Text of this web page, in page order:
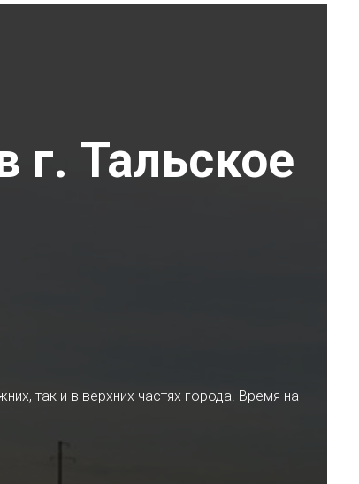
г. Тальское
так и в верхних частях города. Время на